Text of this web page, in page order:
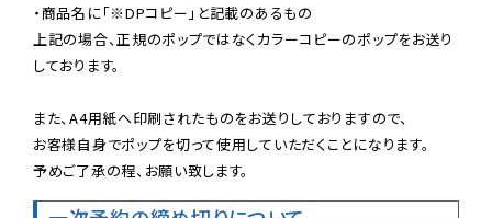
・商品名に「※DPコピー」と記載のあるもの
上記の場合、正規のポップではなくカラーコピーのポップをお送り
しております。
また、A4用紙へ印刷されたものをお送りしておりますので、
お客様自身でポップを切って使用していただくことになります。
予めご了承の程、お願い致します。